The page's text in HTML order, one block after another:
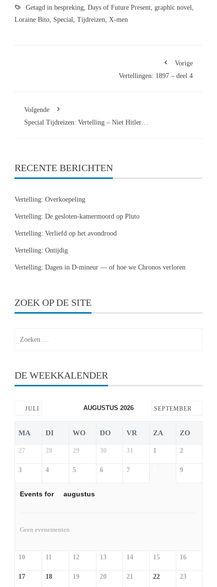
Getagd in bespreking Days of Future Present graphic novel
Loraine Bito Special Tijdreizen X-men
Vorige
Vertellingen: 1897 – deel 4
Volgende
Special Tijdreizen: Vertelling – Niet Hitler…
RECENTE BERICHTEN
Vertelling: Overkoepeling
Vertelling: De gesloten-kamermoord op Pluto
Vertelling: Verliefd op het avondrood
Vertelling: Ontijdig
Vertelling: Dagen in D-mineur — of hoe we Chronos verloren
ZOEK OP DE SITE
DE WEEKKALENDER
JULI AUGUSTUS 2026 SEPTEMBER
MA DI WO DO VR ZA ZO
27 28 29 30 31 1 2
3 4 5 6 7 9
Events for augustus
Geen evenementen
10 11 12 13 14 15 16
17 18 19 20 21 22 23